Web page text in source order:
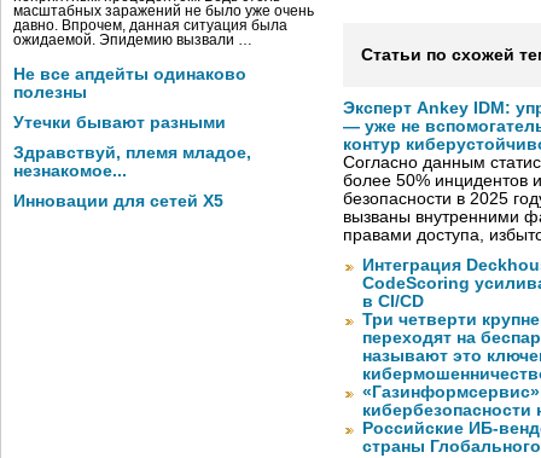
масштабных заражений не было уже очень
давно. Впрочем, данная ситуация была
ожидаемой. Эпидемию вызвали …
Не все апдейты одинаково
полезны
Утечки бывают разными
Здравствуй, племя младое,
незнакомое...
Инновации для сетей X5
Статьи по схожей
Эксперт Ankey IDM:
— уже не
контур
Согласно данным
более 50% инцидентов
безопасности в 2025
вызваны внутренними
правами доступа,
Интеграция
CodeScoring
в CI/CD
Три четверти
переходят на
называют это
Российские ИБ-
страны